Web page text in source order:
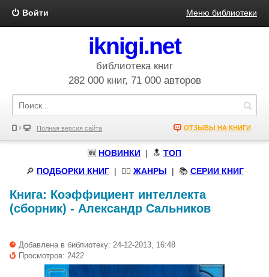
Войти Меню библиотеки
iknigi.net
библиотека книг
282 000 книг, 71 000 авторов
Полная версия сайта ОТЗЫВЫ НА КНИГИ
🆕 НОВИНКИ | 🔝 ТОП
🔎 ПОДБОРКИ КНИГ| 🧝‍♀️ ЖАНРЫ | 📚 СЕРИИ КНИГ
Книга: Коэффициент интеллекта
(сборник) - Александр Сальников
Добавлена в библиотеку: 24-12-2013, 16:48
Просмотров: 2422